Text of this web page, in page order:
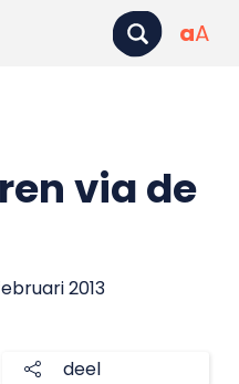
aA
via de
2013
deel